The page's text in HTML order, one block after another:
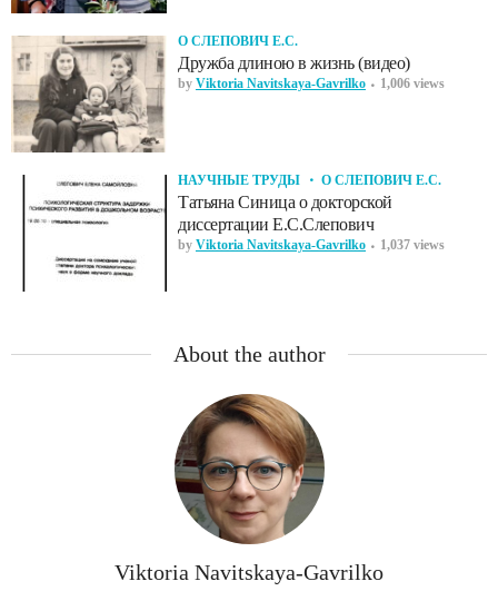
О СЛЕПОВИЧ Е.С.
Дружба длиною в жизнь (видео)
by Viktoria Navitskaya-Gavrilko 1,006 views
НАУЧНЫЕ ТРУДЫ О СЛЕПОВИЧ Е.С.
Татьяна Синица о докторской
диссертации Е.С.Слепович
by Viktoria Navitskaya-Gavrilko 1,037 views
About the author
Viktoria Navitskaya-Gavrilko